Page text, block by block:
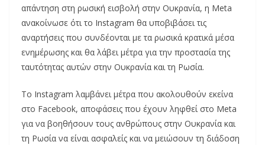
απάντηση στη ρωσική εισβολή στην Ουκρανία, η Meta
ανακοίνωσε ότι το Instagram θα υποβιβάσει τις
αναρτήσεις που συνδέονται με τα ρωσικά κρατικά μέσα
ενημέρωσης και θα λάβει μέτρα για την προστασία της
ταυτότητας αυτών στην Ουκρανία και τη Ρωσία.
Το Instagram λαμβάνει μέτρα που ακολουθούν εκείνα
στο Facebook, αποφάσεις που έχουν ληφθεί στο Meta
για να βοηθήσουν τους ανθρώπους στην Ουκρανία και
τη Ρωσία να είναι ασφαλείς και να μειώσουν τη διάδοση